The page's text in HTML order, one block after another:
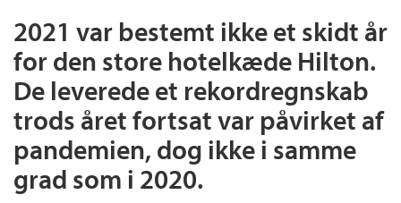
2021 var bestemt ikke et skidt år
for den store hotelkæde Hilton.
De leverede et rekordregnskab
trods året fortsat var påvirket af
pandemien, dog ikke i samme
grad som i 2020.